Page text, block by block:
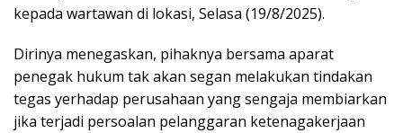
kepada wartawan di lokasi, Selasa (19/8/2025).
Dirinya menegaskan, pihaknya bersama aparat
penegak hukum tak akan segan melakukan tindakan
tegas yerhadap perusahaan yang sengaja membiarkan
jika terjadi persoalan pelanggaran ketenagakerjaan